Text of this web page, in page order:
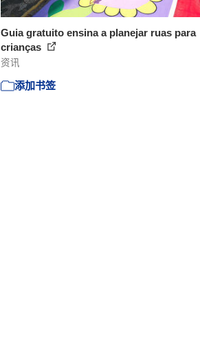
Guia gratuito ensina a planejar ruas para
crianças
资讯
添加书签